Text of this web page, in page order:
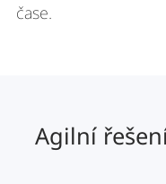
čase.
Agilní